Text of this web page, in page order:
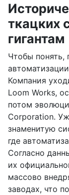
ткацких
гигантам
Чтобы понять,
Компания
Loom Works,
потом
Corporation.
знаменитую
где
Согласно
их
массово
заводах, что